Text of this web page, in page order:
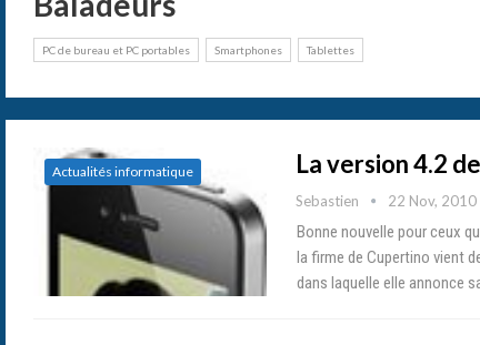
PC de bureau et PC portables Smartphones Tablettes
Actualités informatique La version 4.2
Sebastien 22 Nov, 2010
Bonne nouvelle pour ceux
la firme de Cupertino vient
dans laquelle elle annonce